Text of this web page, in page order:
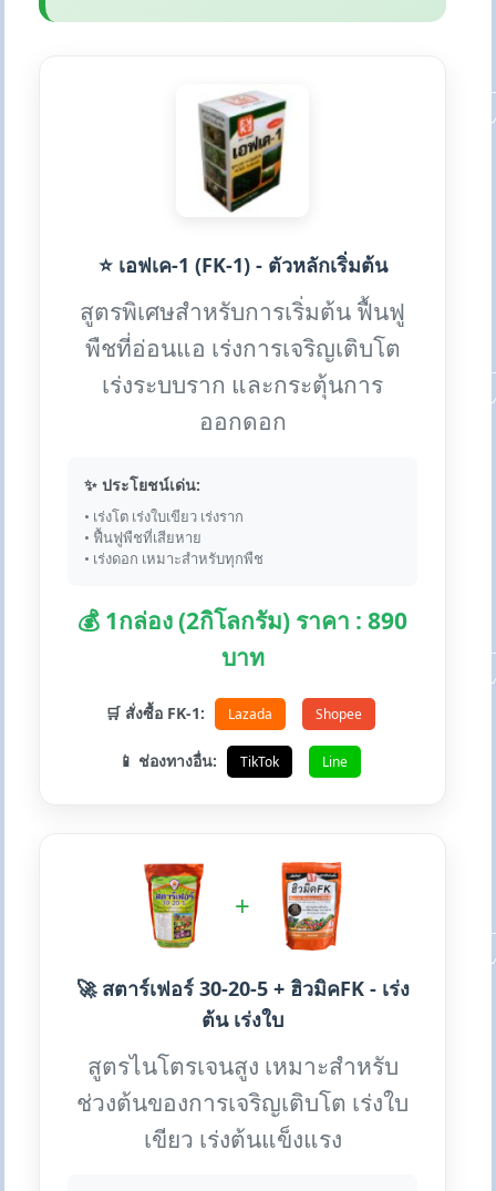
⭐ เอฟเค-1 (FK-1) - ตัวหลักเริ่มต้น
สูตรพิเศษสำหรับการเริ่มต้น ฟื้นฟู
พืชที่อ่อนแอ เร่งการเจริญเติบโต
เร่งระบบราก และกระตุ้นการ
ออกดอก
✨ ประโยชน์เด่น:
• เร่งโต เร่งใบเขียว เร่งราก
• ฟื้นฟูพืชที่เสียหาย
• เร่งดอก เหมาะสำหรับทุกพืช
💰 1กล่อง (2กิโลกรัม) ราคา : 890
บาท
🛒 สั่งซื้อ FK-1: Lazada Shopee
📱 ช่องทางอื่น: TikTok Line
+
🚀 สตาร์เฟอร์ 30-20-5 + ฮิวมิคFK - เร่ง
ต้น เร่งใบ
สูตรไนโตรเจนสูง เหมาะสำหรับ
ช่วงต้นของการเจริญเติบโต เร่งใบ
เขียว เร่งต้นแข็งแรง